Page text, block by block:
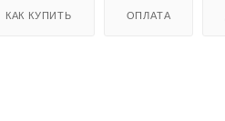
КАК КУПИТЬ ОПЛАТА